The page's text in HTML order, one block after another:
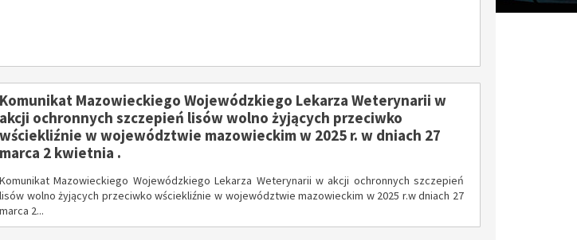
Wójt Jan Kraśniewski z wotum zaufania i absolutorium IŁÓW – MIASTO HISTORII, NATURY I NOWYCH MOŻLIWOŚCI Dotacje z budżetu Mazowsza dla Gminy Iłów Letnie Kolonie w Górach 2026
Komunikat Mazowieckiego Wojewódzkiego Lekarza Weterynarii w
akcji ochronnych szczepień lisów wolno żyjących przeciwko
wściekliźnie w województwie mazowieckim w 2025 r. w dniach 27
marca 2 kwietnia .
Komunikat Mazowieckiego Wojewódzkiego Lekarza Weterynarii w akcji ochronnych szczepień
lisów wolno żyjących przeciwko wściekliźnie w województwie mazowieckim w 2025 r.w dniach 27
marca 2...